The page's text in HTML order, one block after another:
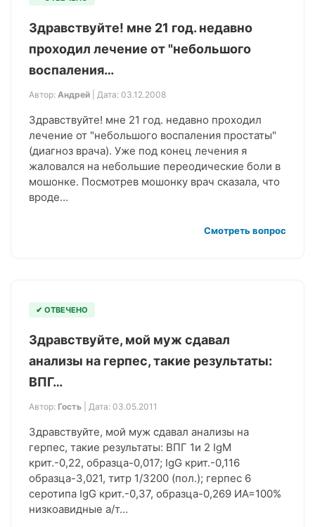
Здравствуйте! мне 21 год. недавно
проходил лечение от "небольшого
воспаления…
Автор: Андрей | Дата: 03.12.2008
Здравствуйте! мне 21 год. недавно проходил
лечение от "небольшого воспаления простаты"
(диагноз врача). Уже под конец лечения я
жаловался на небольшие переодические боли в
мошонке. Посмотрев мошонку врач сказала, что
вроде…
Смотреть вопрос
✔ ОТВЕЧЕНО
Здравствуйте, мой муж сдавал
анализы на герпес, такие результаты:
ВПГ…
Автор: Гость | Дата: 03.05.2011
Здравствуйте, мой муж сдавал анализы на
герпес, такие результаты: ВПГ 1и 2 IgM
крит.-0,22, образца-0,017; IgG крит.-0,116
образца-3,021, титр 1/3200 (пол.); герпес 6
серотипа IgG крит.-0,37, образца-0,269 ИА=100%
низкоавидные а/т…